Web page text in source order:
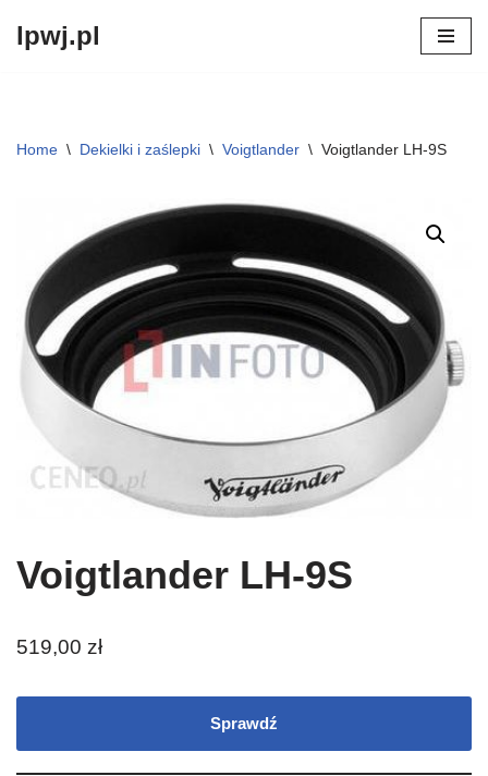
lpwj.pl
Home \ Dekielki i zaślepki \ Voigtlander \ Voigtlander LH-9S
Voigtlander LH-9S
519,00 zł
Sprawdź